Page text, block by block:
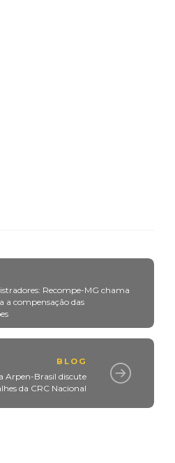
Recompe-MG chama
a compensação das
BLOG
Arpen-Brasil discute
da CRC Nacional